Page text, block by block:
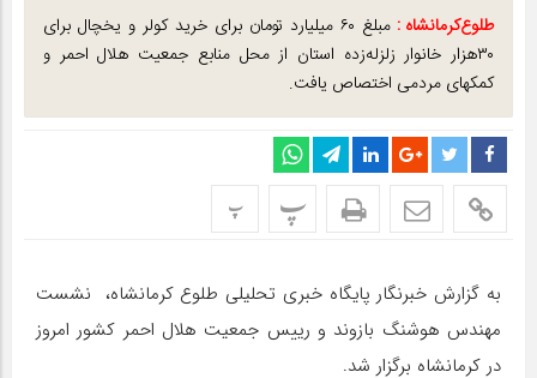
طلوع‌‌کرمانشاه :
مبلغ ۶۰ میلیارد تومان برای خرید کولر و یخچال برای
۳۰هزار خانوار زلزله‌زده استان از محل منابع جمعیت هلال احمر و
کمکهای مردمی اختصاص یافت.
پ پ
به گزارش خبرنگار پایگاه خبری تحلیلی طلوع کرمانشاه، نشست
مهندس هوشنگ بازوند و رییس جمعیت هلال احمر کشور امروز
در کرمانشاه برگزار شد.